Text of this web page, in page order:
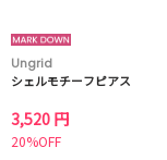
Ungrid
シェルモチーフピアス
3,520 円
20%OFF